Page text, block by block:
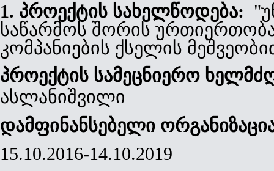
1. პროექტის სახელწოდება: "
საწარმოს შორის
კომპანიების ქსელის
პროექტის სამეცნიერო
ასლანიშვილი
დამფინანსებელი
15.10.2016-14.10.2019